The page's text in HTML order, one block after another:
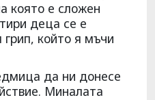
която е сложен
деца се е
грип, който я мъчи
да ни донесе
Миналата